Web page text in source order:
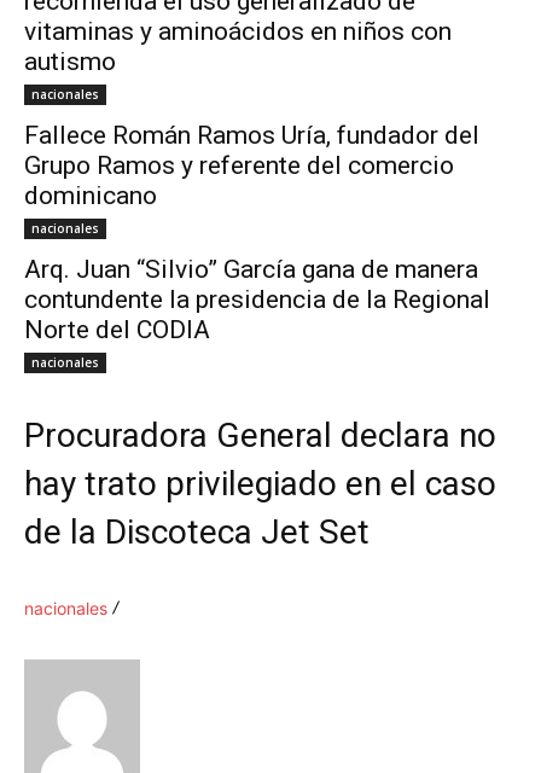
vitaminas y aminoácidos en niños con
autismo
nacionales
Fallece Román Ramos Uría, fundador del
Grupo Ramos y referente del comercio
dominicano
nacionales
Arq. Juan “Silvio” García gana de manera
contundente la presidencia de la Regional
Norte del CODIA
nacionales
Procuradora General declara no
hay trato privilegiado en el caso
de la Discoteca Jet Set
nacionales